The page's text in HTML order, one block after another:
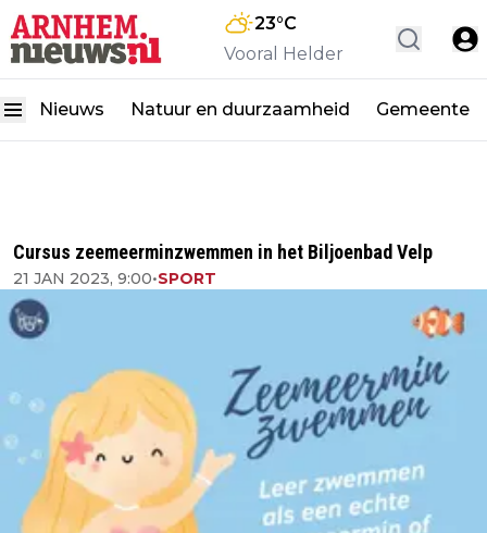
23°C
Vooral Helder
Nieuws Natuur en duurzaamheid Gemeente
Cursus zeemeerminzwemmen in het Biljoenbad Velp
21 JAN 2023, 9:00•SPORT